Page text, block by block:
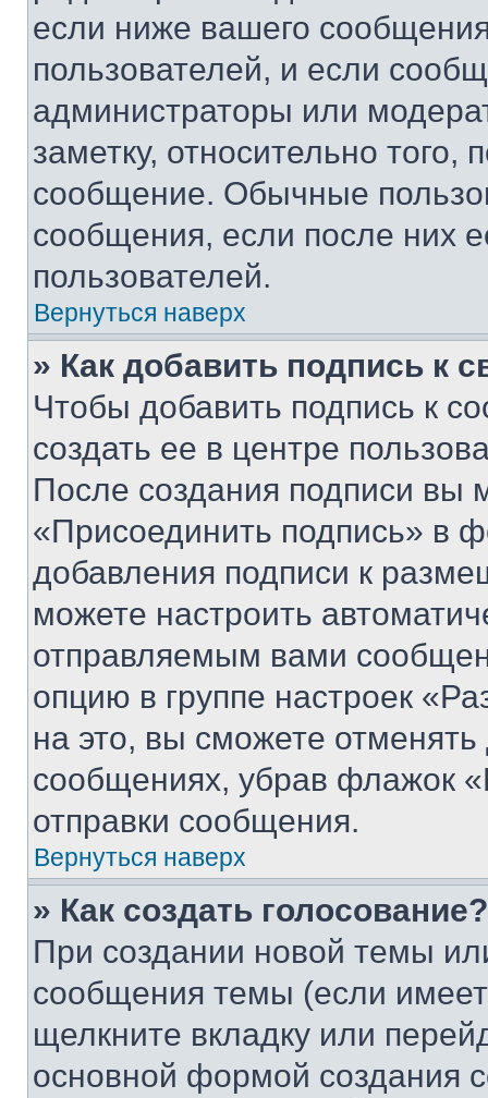
если ниже вашего
пользователей, и если
администраторы или
заметку, относительно
сообщение. Обычные
сообщения, если после них
пользователей.
Вернуться наверх
» Как добавить подпись к
Чтобы добавить подпись к
создать ее в центре
После создания подписи вы
«Присоединить подпись» в
добавления подписи к
можете настроить
отправляемым вами
опцию в группе настроек
на это, вы сможете
сообщениях, убрав флажок
отправки сообщения.
Вернуться наверх
» Как создать голосование?
При создании новой темы
сообщения темы (если
щелкните вкладку или
основной формой создания